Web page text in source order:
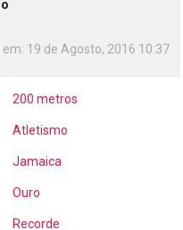
em: 19 de Agosto, 2016 10:37
200 metros
Atletismo
Jamaica
Ouro
Recorde